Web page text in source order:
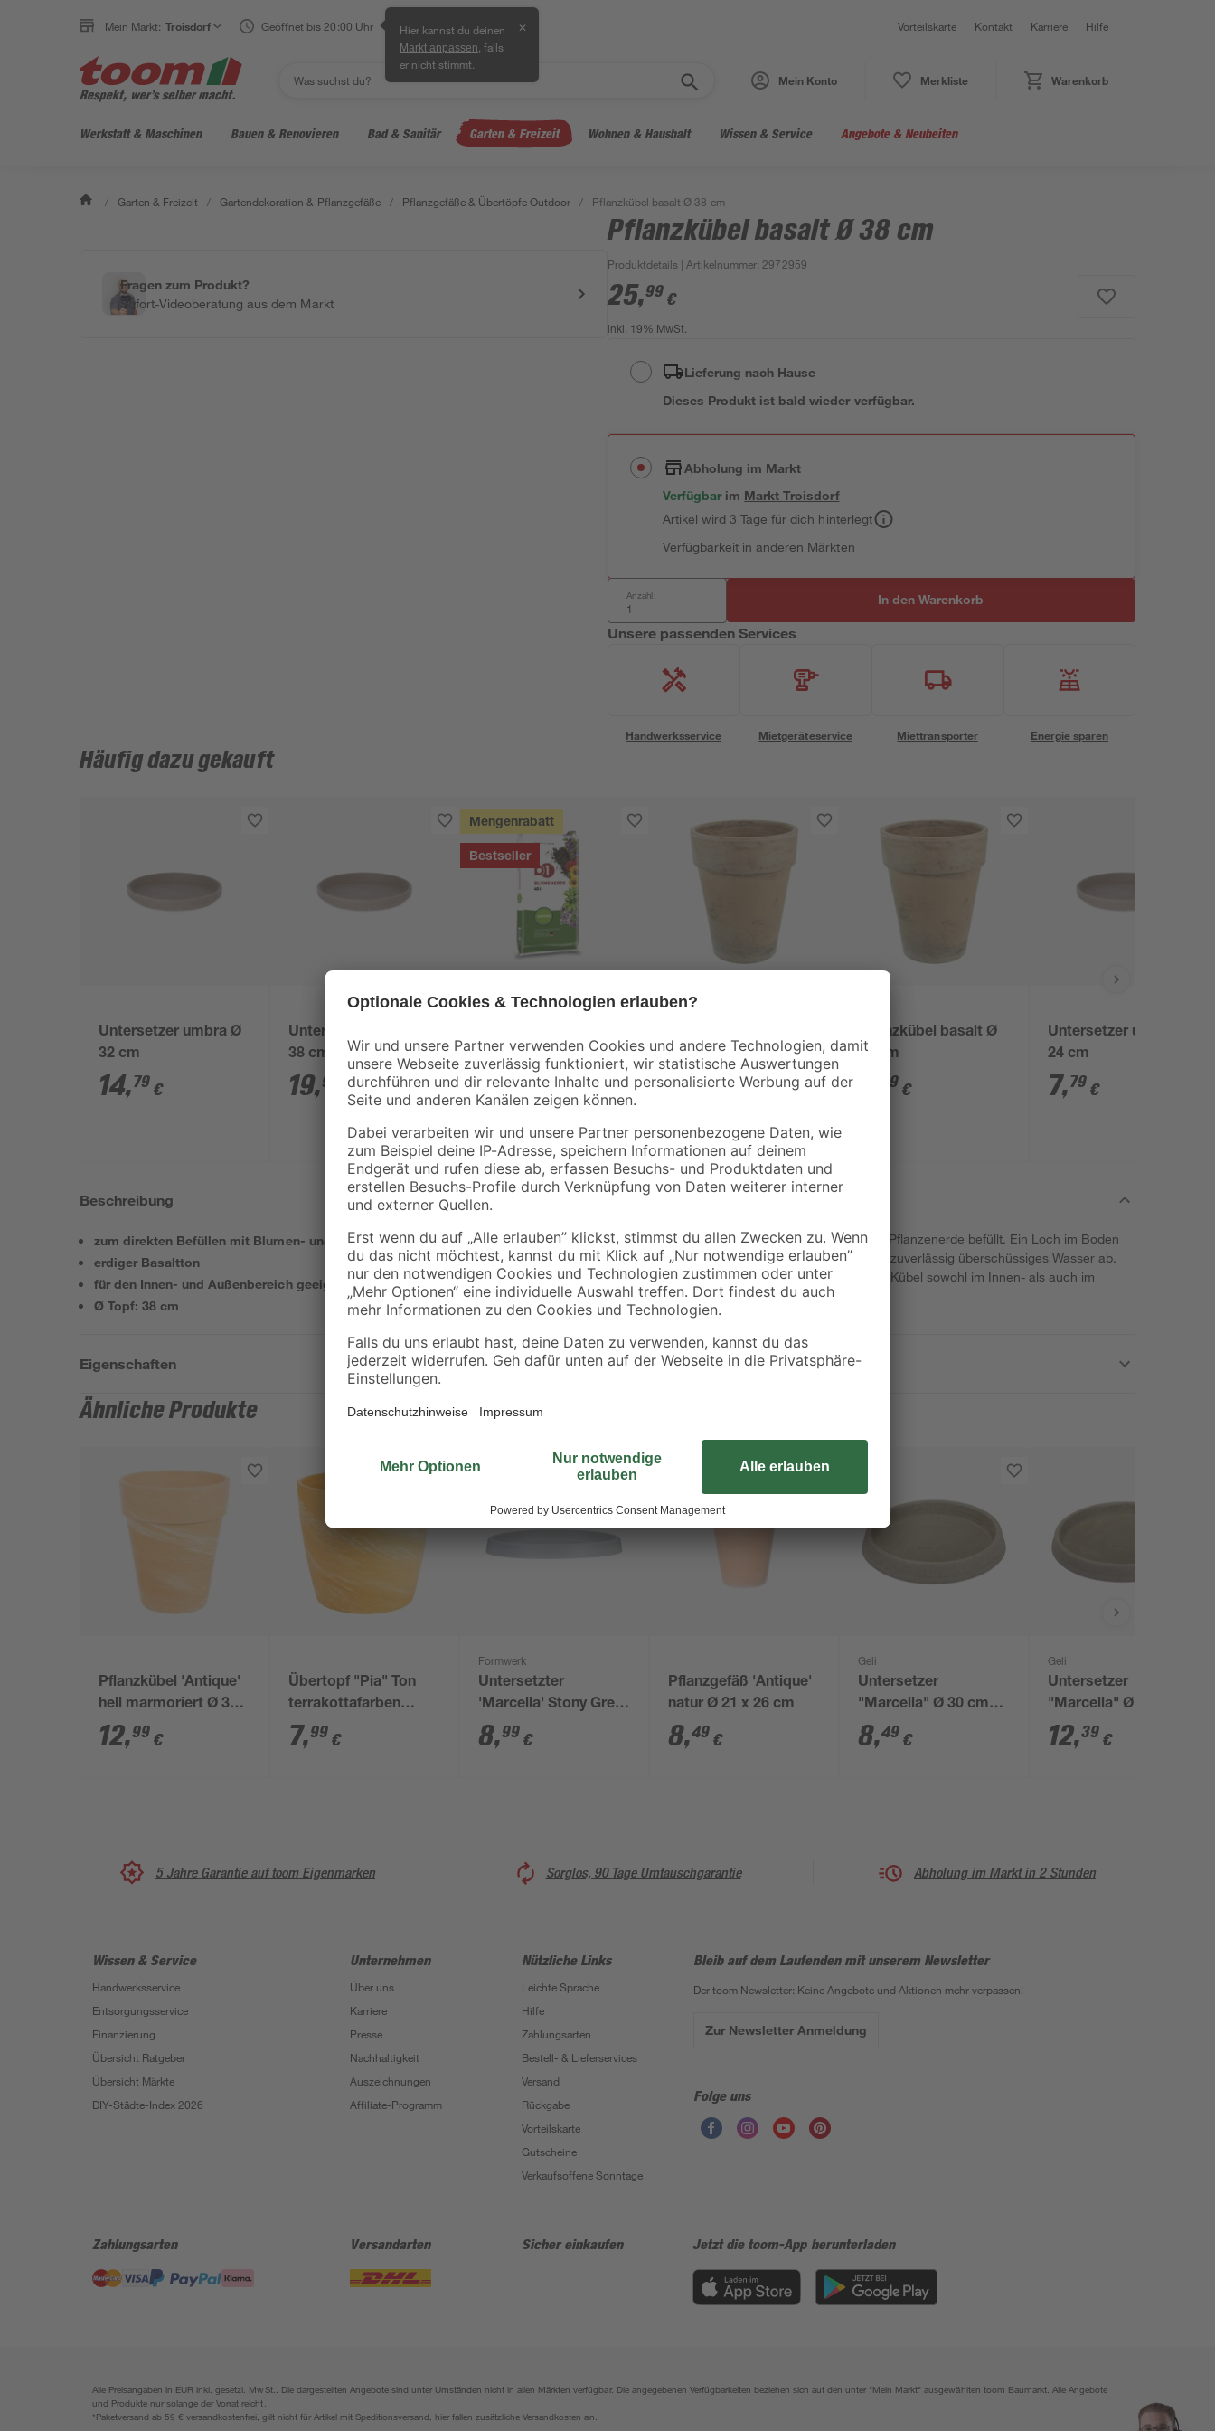
Mein Markt: Troisdorf Geöffnet bis 20:00 Uhr Hier kannst du deinen
Markt anpassen , falls
er nicht stimmt.
✕ Vorteilskarte Kontakt Karriere Hilfe
Mein Konto Merkliste Warenkorb
Werkstatt & Maschinen Bauen & Renovieren Bad & Sanitär Garten & Freizeit Wohnen & Haushalt Wissen & Service Angebote & Neuheiten
/ Garten & Freizeit / Gartendekoration & Pflanzgefäße / Pflanzgefäße & Übertöpfe Outdoor / Pflanzkübel basalt Ø 38 cm
Fragen zum Produkt?
Sofort-Videoberatung aus dem Markt
Pflanzkübel basalt Ø 38 cm
Produktdetails | Artikelnummer: 2972959
25,99 €
inkl. 19% MwSt.
Lieferung nach Hause
Dieses Produkt ist bald wieder verfügbar.
Abholung im Markt
Verfügbar im MarktTroisdorf
Artikel wird 3 Tage für dich hinterlegt
Verfügbarkeit in anderen Märkten
Anzahl: In den Warenkorb
Unsere passenden Services
Handwerksservice Mietgeräteservice Miettransporter Energie sparen
Häufig dazu gekauft
Untersetzer umbra Ø
32 cm
14,79 €
Untersetzer umbra Ø
38 cm
19,99 €
Mengenrabatt
Bestseller
40 l
3,99€
31 cm
12,99€
Pflanzkübel basalt Ø
26 cm
69 €
Untersetzer umbra Ø
24 cm
7,79 €
Beschreibung
zum direkten Befüllen mit Blumen- und Pflanzenerde
erdiger Basaltton
für den Innen- und Außenbereich geeignet
Ø Topf: 38 cm
Dieser Pflanzkübel wird direkt mit Blumen- oder Pflanzenerde befüllt. Ein Loch im Boden
sorgt dabei für eine optimale Drainage und lässt zuverlässig überschüssiges Wasser ab.
Aufgrund des natürlichen Tonmaterials kann der Kübel sowohl im Innen- als auch im
Außenbereich eingesetzt werden.
Eigenschaften
Ähnliche Produkte
Pflanzkübel 'Antique'
hell marmoriert Ø 31
cm
12,99 €
Übertopf "Pia" Ton
terrakottafarben
marmoriert Ø 24 cm
7,99 €
Formwerk
Untersetzter
'Marcella' Stony Grey
Ø 33 x 4,3 cm
8,99 €
Pflanzgefäß 'Antique'
natur Ø 21 x 26 cm
8,49 €
Geli
Untersetzer
"Marcella" Ø 30 cm
Taupe
8,49 €
Geli
Untersetzer
"Marcella" Ø 38 cm
Taupe
12,39 €
5 Jahre Garantie auf toom Eigenmarken Sorglos, 90 Tage Umtauschgarantie Abholung im Markt in 2 Stunden
Wissen & Service
Handwerksservice
Entsorgungsservice
Finanzierung
Übersicht Ratgeber
Übersicht Märkte
DIY-Städte-Index 2026
Unternehmen
Über uns
Karriere
Presse
Nachhaltigkeit
Auszeichnungen
Affiliate-Programm
Nützliche Links
Leichte Sprache
Hilfe
Zahlungsarten
Bestell- & Lieferservices
Versand
Rückgabe
Vorteilskarte
Gutscheine
Verkaufsoffene Sonntage
Bleib auf dem Laufenden mit unserem Newsletter
Der toom Newsletter: Keine Angebote und Aktionen mehr verpassen!
Zur Newsletter Anmeldung
Folge uns
Zahlungsarten Versandarten Sicher einkaufen Jetzt die toom-App herunterladen
Alle Preisangaben in EUR inkl. gesetzl. MwSt.. Die dargestellten Angebote sind unter Umständen nicht in allen Märkten verfügbar. Die angegebenen Verfügbarkeiten beziehen sich auf den unter "Mein Markt" ausgewählten toom Baumarkt. Alle Angebote
und Produkte nur solange der Vorrat reicht.
*Paketversand ab 59 € versandkostenfrei, gilt nicht für Artikel mit Speditionsversand, hier fallen zusätzliche Versandkosten an.